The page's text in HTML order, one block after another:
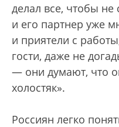
делал все, чтобы не
и его партнер уже
и приятели с
гости, даже не
— они думают, что
холостяк».
Россиян легко